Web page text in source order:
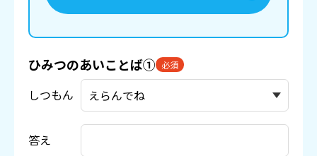
ひみつのあいことば① 必須
しつもん
答え